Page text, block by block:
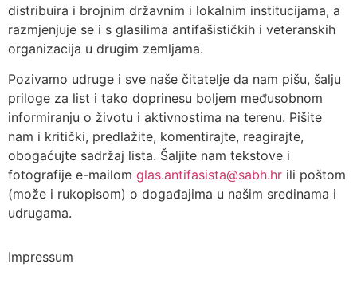
distribuira i brojnim državnim i lokalnim institucijama, a
razmjenjuje se i s glasilima antifašističkih i veteranskih
organizacija u drugim zemljama.
Pozivamo udruge i sve naše čitatelje da nam pišu, šalju
priloge za list i tako doprinesu boljem međusobnom
informiranju o životu i aktivnostima na terenu. Pišite
nam i kritički, predlažite, komentirajte, reagirajte,
obogaćujte sadržaj lista. Šaljite nam tekstove i
fotografije e-mailom glas.antifasista@sabh.hr ili poštom
(može i rukopisom) o događajima u našim sredinama i
udrugama.
Impressum